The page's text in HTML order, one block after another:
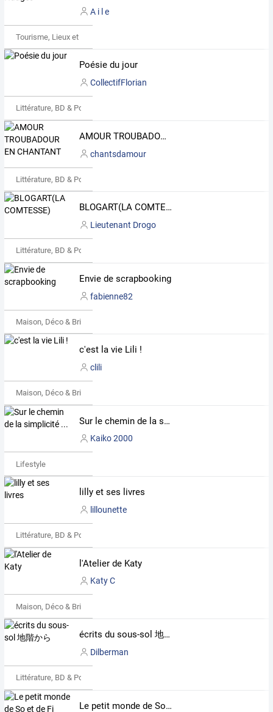
A i l e
Tourisme, Lieux et Événements
Poésie du jour
CollectifFlorian
Littérature, BD & Poésie
AMOUR TROUBADOUR EN CHANTANT
chantsdamour
Littérature, BD & Poésie
BLOGART(LA COMTESSE)
Lieutenant Drogo
Littérature, BD & Poésie
Envie de scrapbooking
fabienne82
Maison, Déco & Bricolage
c'est la vie Lili !
clili
Maison, Déco & Bricolage
Sur le chemin de la simplicité ...
Kaiko 2000
Lifestyle
lilly et ses livres
lillounette
Littérature, BD & Poésie
l'Atelier de Katy
Katy C
Maison, Déco & Bricolage
écrits du sous-sol 地階から
Dilberman
Littérature, BD & Poésie
Le petit monde de So et de Fi